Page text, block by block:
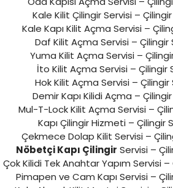
Kale Kilit Çilingir Servisi –
Kale Kapı Kilit Açma Servisi –
Daf Kilit Açma Servisi – Çilingir
Yuma Kilit Açma Servisi –
İto Kilit Açma Servisi – Çilingir
Hok Kilit Açma Servisi –
Demir Kapı Kilidi Açma –
Mul-T-Lock Kilit Açma Servisi –
Kapı Çilingir Hizmeti – Çilingir
Çekmece Dolap Kilit Servisi –
Nöbetçi Kapı Çilingir Servisi –
Çok Kilidi Tek Anahtar Yapım Servisi
Pimapen ve Cam Kapı Servisi –